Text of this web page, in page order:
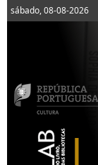
sábado, 08-08-2026